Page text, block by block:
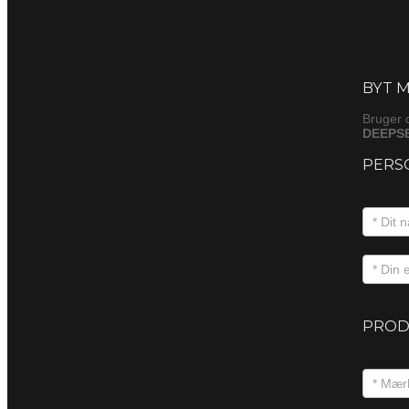
BYT
Bruger